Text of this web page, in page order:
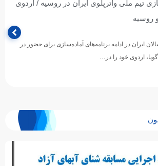
تیم ملی واترپلوی ایران در روسیه / اردوی
روسیه
ایران در ادامه برنامه‌های آماده‌سازی برای حضور در